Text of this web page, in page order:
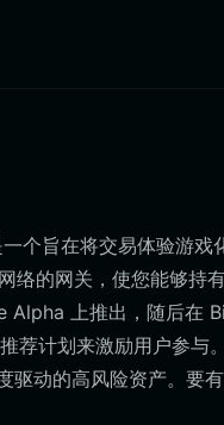
个旨在将交易体验游戏
络的网关，使您能够持
Alpha 上推出，随后在
荐计划来激励用户参与
驱动的高风险资产。要